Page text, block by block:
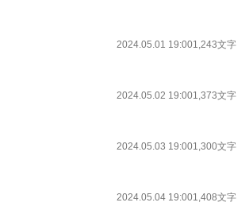
2024.05.01 19:001,243文字
2024.05.02 19:001,373文字
2024.05.03 19:001,300文字
2024.05.04 19:001,408文字